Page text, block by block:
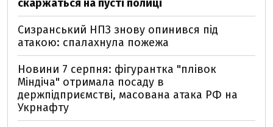
скаржаться на пусті полиці
Сизранський НПЗ знову опинився під
атакою: спалахнула пожежа
Новини 7 серпня: фігурантка "плівок
Міндіча" отримала посаду в
держпідприємстві, масована атака РФ на
Укрнафту